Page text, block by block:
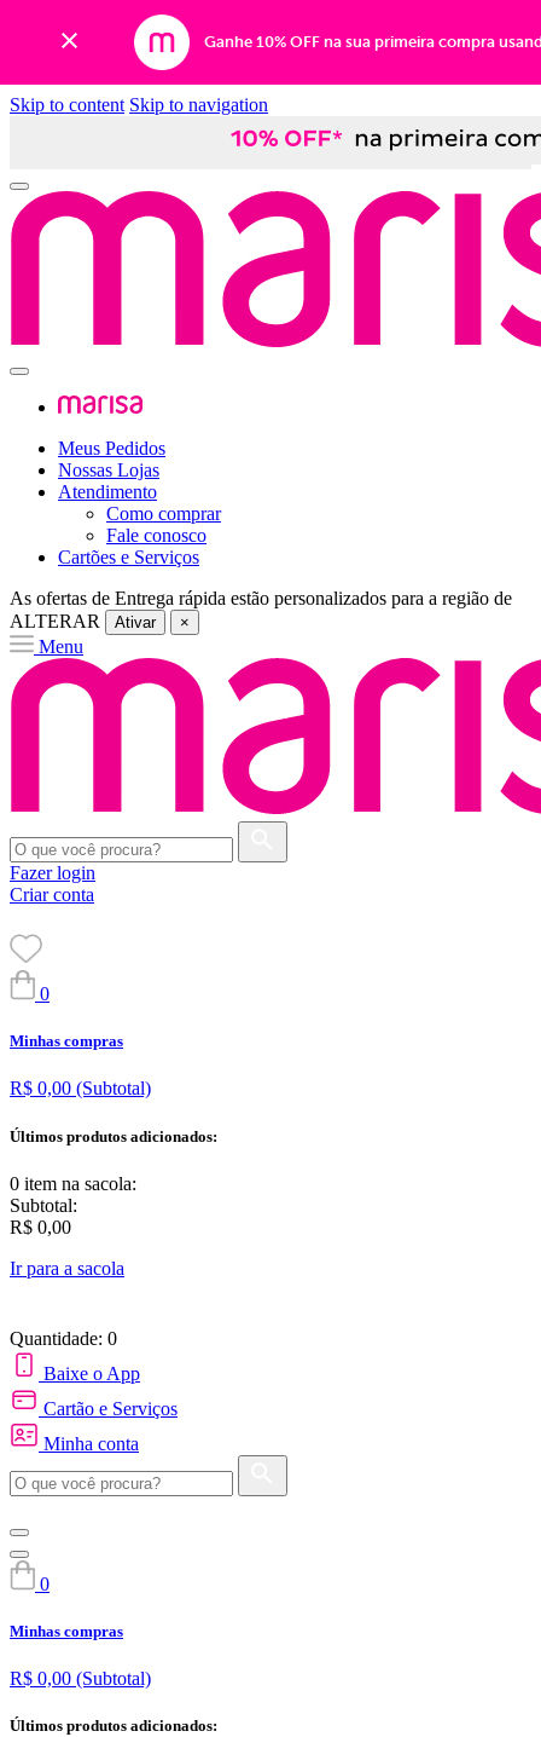
Ganhe 10% OFF na sua primeira compra
Skip to content Skip to navigation
Meus Pedidos
Nossas Lojas
Atendimento
Como comprar
Fale conosco
Cartões e Serviços
As ofertas de Entrega rápida estão personalizados para a região de
ALTERAR
Ativar ×
Menu
Fazer login
Criar conta
0
Minhas compras
R$ 0,00 (Subtotal)
Últimos produtos adicionados:
0 item na sacola:
Subtotal:
R$ 0,00
Ir para a sacola
Quantidade: 0
Baixe o App
Cartão e Serviços
Minha conta
0
Minhas compras
R$ 0,00 (Subtotal)
Últimos produtos adicionados: